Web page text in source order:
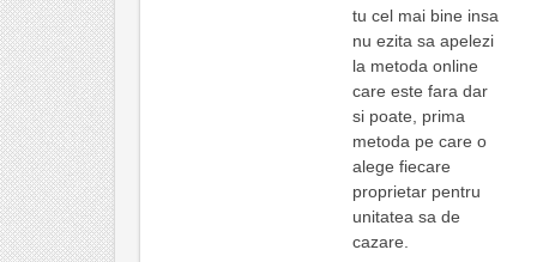
tu cel mai bine insa
nu ezita sa apelezi
la metoda online
care este fara dar
si poate, prima
metoda pe care o
alege fiecare
proprietar pentru
unitatea sa de
cazare.